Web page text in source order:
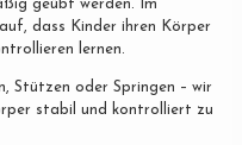
geübt werden. Im
dass Kinder ihren Körper
lernen.
Stützen oder Springen – wir
stabil und kontrolliert zu